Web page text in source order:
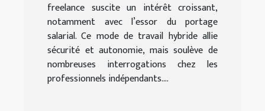
freelance suscite un intérêt croissant,
notamment avec l’essor du portage
salarial. Ce mode de travail hybride allie
sécurité et autonomie, mais soulève de
nombreuses interrogations chez les
professionnels indépendants....